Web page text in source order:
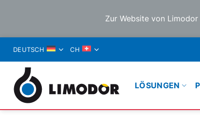
Zur Website von
INHALT
SPRINGEN
DEUTSCH CH
LÖSUNGEN